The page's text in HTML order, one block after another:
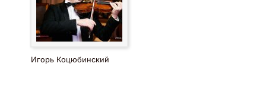
Игорь Коцюбинский